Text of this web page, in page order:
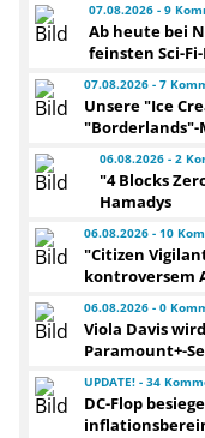
07.08.2026 - 9
Ab heute bei
feinsten Sci-
07.08.2026 - 7
Unsere "Ice
"Borderlands"-
06.08.2026 - 2
"4 Blocks
Hamadys
06.08.2026 - 10
"Citizen
kontroversem
06.08.2026 - 0
Viola Davis
Paramount+-
UPDATE! - 34
DC-Flop